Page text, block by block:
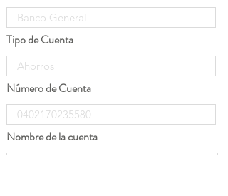
Tipo de Cuenta
Número de Cuenta
Nombre de la cuenta